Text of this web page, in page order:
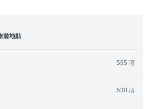
遊地點
595 項
530 項